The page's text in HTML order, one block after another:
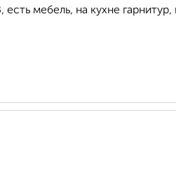
мебель, на кухне